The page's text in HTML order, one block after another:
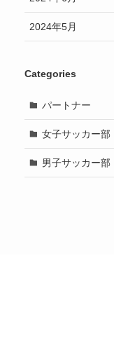
2024年5月
Categories
パートナー
女子サッカー部
男子サッカー部